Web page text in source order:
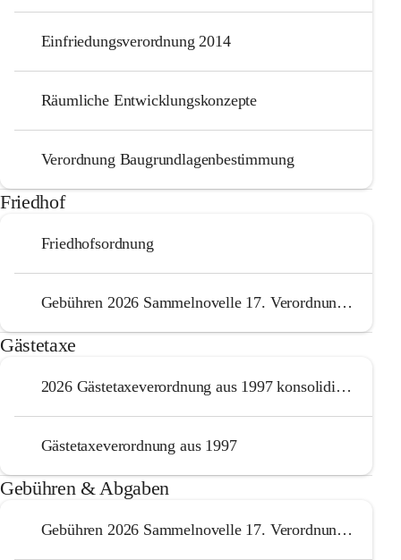
Einfriedungsverordnung 2014
Räumliche Entwicklungskonzepte
Verordnung Baugrundlagenbestimmung
Friedhof
Friedhofsordnung
Gebühren 2026 Sammelnovelle 17. Verordnung 20251218
Gästetaxe
2026 Gästetaxeverordnung aus 1997 konsolidierte Fassung 2026
Gästetaxeverordnung aus 1997
Gebühren & Abgaben
Gebühren 2026 Sammelnovelle 17. Verordnung 20251218